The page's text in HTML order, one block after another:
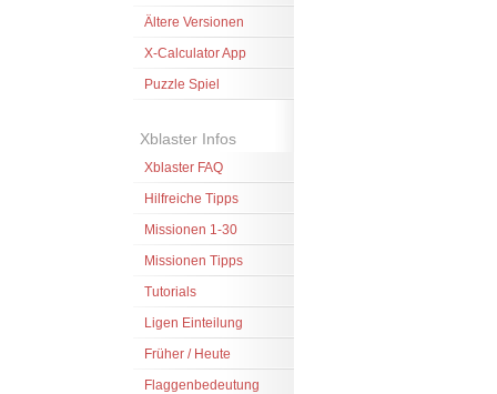
Ältere Versionen
X-Calculator App
Puzzle Spiel
Xblaster Infos
Xblaster FAQ
Hilfreiche Tipps
Missionen 1-30
Missionen Tipps
Tutorials
Ligen Einteilung
Früher / Heute
Flaggenbedeutung